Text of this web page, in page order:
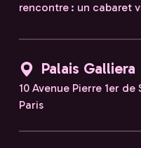
rencontre : un cabaret
Palais Galliera
10 Avenue Pierre 1er de
Paris